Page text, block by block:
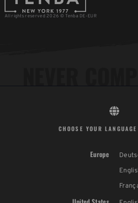
All rights reserved 2026 © Tenba DE-EUR
CHOOSE YOUR
Europe